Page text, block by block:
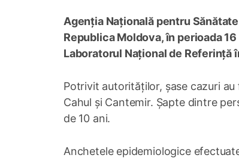
Agenția Națională pentru
Republica Moldova, în perioada
Laboratorul Național de Referință
Potrivit autorităților, șase cazuri
Cahul și Cantemir. Șapte dintre
de 10 ani.
Anchetele epidemiologice